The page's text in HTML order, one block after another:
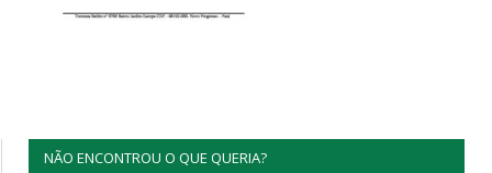
NÃO ENCONTROU O QUE QUERIA?